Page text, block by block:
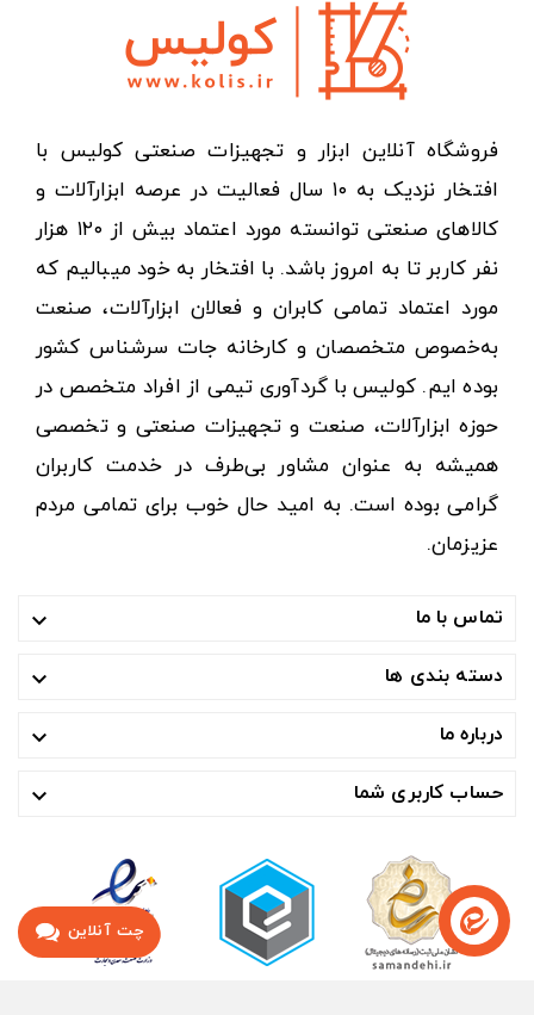
فروشگاه آنلاین ابزار و تجهیزات صنعتی کولیس با
افتخار نزدیک به ۱۰ سال فعالیت در عرصه ابزارآلات و
کالاهای صنعتی توانسته مورد اعتماد بیش از ۱۲۰ هزار
نفر کاربر تا به امروز باشد. با افتخار به خود میبالیم که
مورد اعتماد تمامی کابران و فعالان ابزارآلات، صنعت
به‌خصوص متخصصان و کارخانه جات سرشناس کشور
بوده ایم. کولیس با گردآوری تیمی از افراد متخصص در
حوزه ابزارآلات، صنعت و تجهیزات صنعتی و تخصصی
همیشه به عنوان مشاور بی‌طرف در خدمت کاربران
گرامی بوده است. به امید حال خوب برای تمامی مردم
عزیزمان.
تماس با ما 
دسته بندی ها 
درباره ما 
حساب کاربری شما 
چت آنلاین